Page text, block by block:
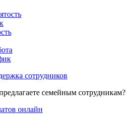
сотрудников
семейным сотрудникам?
онлайн